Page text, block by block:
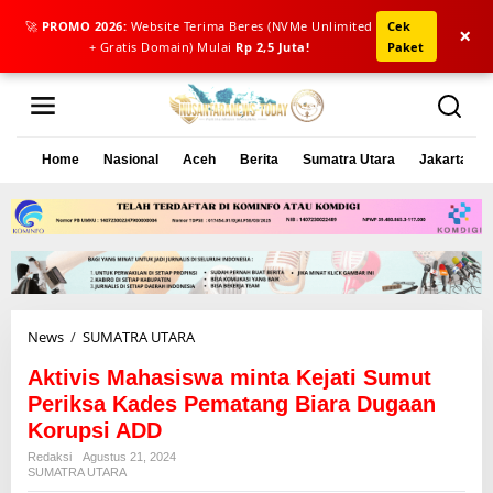
🚀 PROMO 2026: Website Terima Beres (NVMe Unlimited
+ Gratis Domain) Mulai Rp 2,5 Juta!
Cek
Paket
×
L
Home Nasional Aceh Berita Sumatra Utara Jakarta
News / SUMATRA UTARA
t
i
Aktivis Mahasiswa minta Kejati Sumut
Periksa Kades Pematang Biara Dugaan
Korupsi ADD
Redaksi
Agustus 21, 2024
SUMATRA UTARA